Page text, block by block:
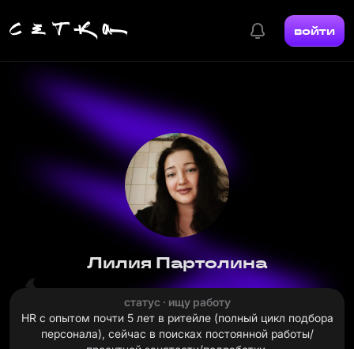
войти
Лилия Партолина
статус · ищу работу
HR с опытом почти 5 лет в ритейле (полный цикл подбора
персонала), сейчас в поисках постоянной работы/